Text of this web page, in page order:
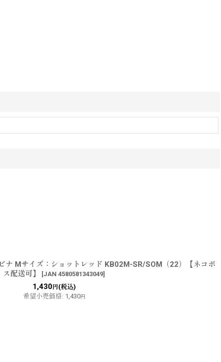
ナ Mサイズ：ショットレッド KB02M-SR/SOM（22）【ネコポ
ス配送可】
[JAN 4580581343049]
1,430円(税込)
希望小売価格: 1,430円